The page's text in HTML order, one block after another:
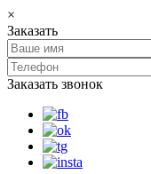
×
Заказать
Заказать звонок